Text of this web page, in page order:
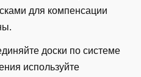
для компенсации
доски по системе
используйте